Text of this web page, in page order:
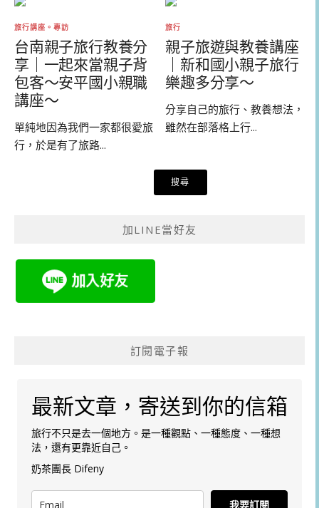
旅行講座。專訪
台南親子旅行教養分
享｜一起來當親子背
包客～安平國小親職
講座～
單純地因為我們一家都很愛旅
行，於是有了旅路...
旅行
親子旅遊與教養講座
｜新和國小親子旅行
樂趣多分享～
分享自己的旅行、教養想法，
雖然在部落格上行...
字:
加LINE當好友
訂閱電子報
最新文章，寄送到你的信箱
旅行不只是去一個地方。是一種觀點、一種態度、一種想
法，還有更靠近自己。
奶茶團長 Difeny
我要訂閱